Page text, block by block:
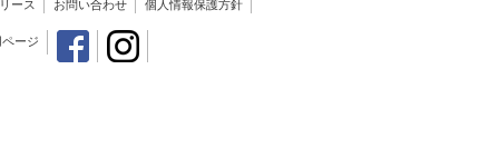
ース お問い合わせ 個人情報保護方針
ージ